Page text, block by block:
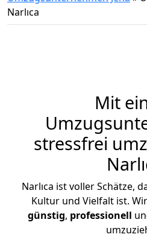
Narlıca
Mit
stressfrei
Narlıca ist voller Schätze,
Kultur und Vielfalt ist.
günstig, professionell